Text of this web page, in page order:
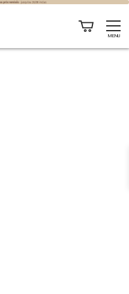
MENU